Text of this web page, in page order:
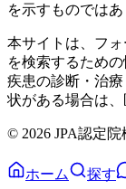
を示すものではあ
本サイトは、フ
を検索するため
疾患の診断・治
状がある場合は、
© 2026 JPA認定院
ホーム 探す